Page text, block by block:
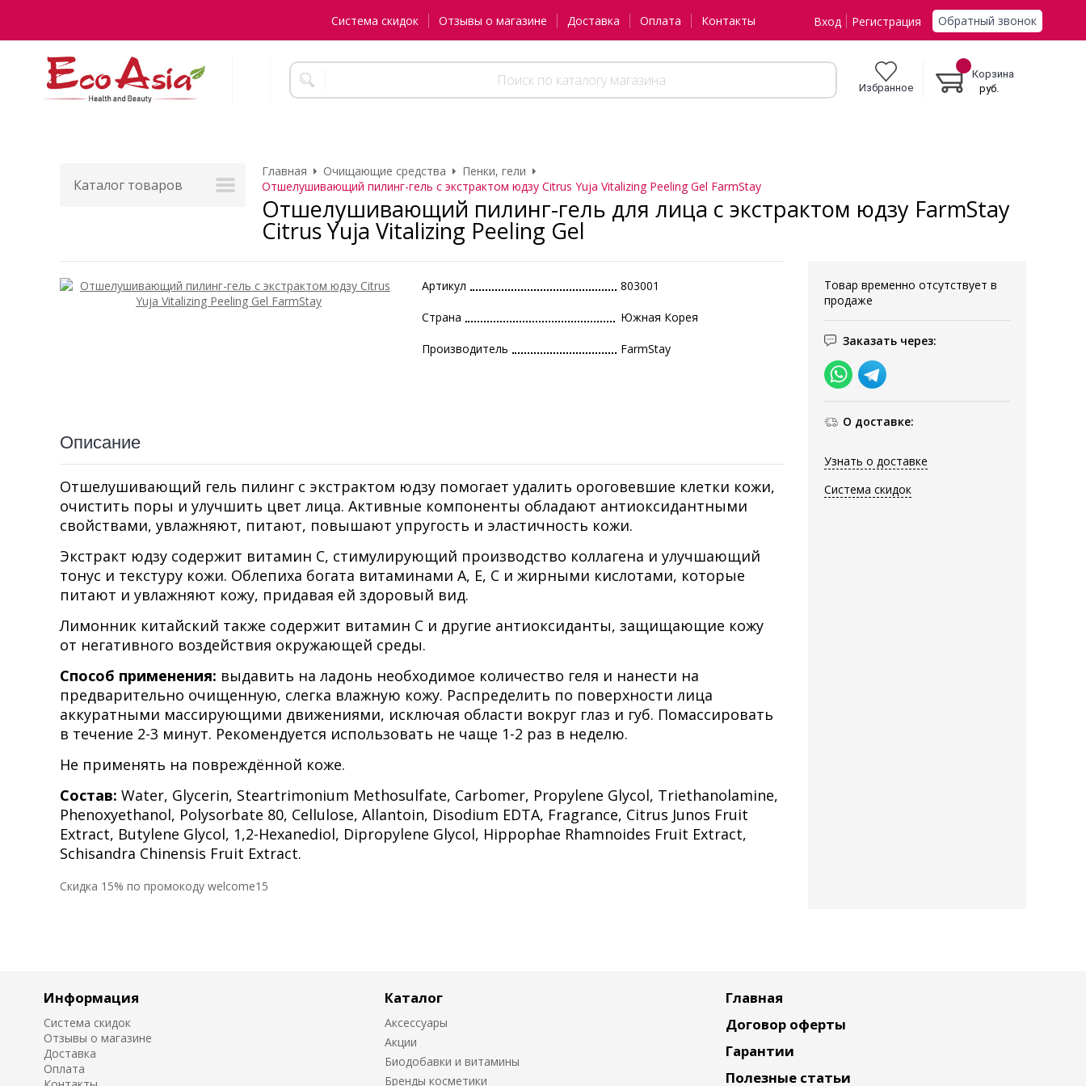
Система скидок Отзывы о магазине Доставка Оплата Контакты Вход Регистрация Обратный звонок
Избранное
Корзина
руб.
Каталог товаров
Главная Очищающие средства
Пенки, гели
Отшелушивающий пилинг-гель с экстрактом юдзу Citrus Yuja Vitalizing Peeling Gel FarmStay
Отшелушивающий пилинг-гель для лица с экстрактом юдзу FarmStay
Citrus Yuja Vitalizing Peeling Gel
Товар временно отсутствует в
продаже
Заказать через:
О доставке:
Узнать о доставке
Система скидок
Артикул 803001
Страна Южная Корея
Производитель FarmStay
Описание
Отшелушивающий гель пилинг с экстрактом юдзу помогает удалить ороговевшие клетки кожи,
очистить поры и улучшить цвет лица. Активные компоненты обладают антиоксидантными
свойствами, увлажняют, питают, повышают упругость и эластичность кожи.
Экстракт юдзу содержит витамин С, стимулирующий производство коллагена и улучшающий
тонус и текстуру кожи. Облепиха богата витаминами А, Е, С и жирными кислотами, которые
питают и увлажняют кожу, придавая ей здоровый вид.
Лимонник китайский также содержит витамин С и другие антиоксиданты, защищающие кожу
от негативного воздействия окружающей среды.
Способ применения: выдавить на ладонь необходимое количество геля и нанести на
предварительно очищенную, слегка влажную кожу. Распределить по поверхности лица
аккуратными массирующими движениями, исключая области вокруг глаз и губ. Помассировать
в течение 2-3 минут. Рекомендуется использовать не чаще 1-2 раз в неделю.
Не применять на повреждённой коже.
Состав: Water, Glycerin, Steartrimonium Methosulfate, Carbomer, Propylene Glycol, Triethanolamine,
Phenoxyethanol, Polysorbate 80, Cellulose, Allantoin, Disodium EDTA, Fragrance, Citrus Junos Fruit
Extract, Butylene Glycol, 1,2-Hexanediol, Dipropylene Glycol, Hippophae Rhamnoides Fruit Extract,
Schisandra Chinensis Fruit Extract.
Cкидка 15% по промокоду welcome15
Информация
Система скидок
Отзывы о магазине
Доставка
Оплата
Каталог
Аксессуары
Акции
Биодобавки и витамины
Бренды косметики
Главная
Договор оферты
Гарантии
Полезные статьи